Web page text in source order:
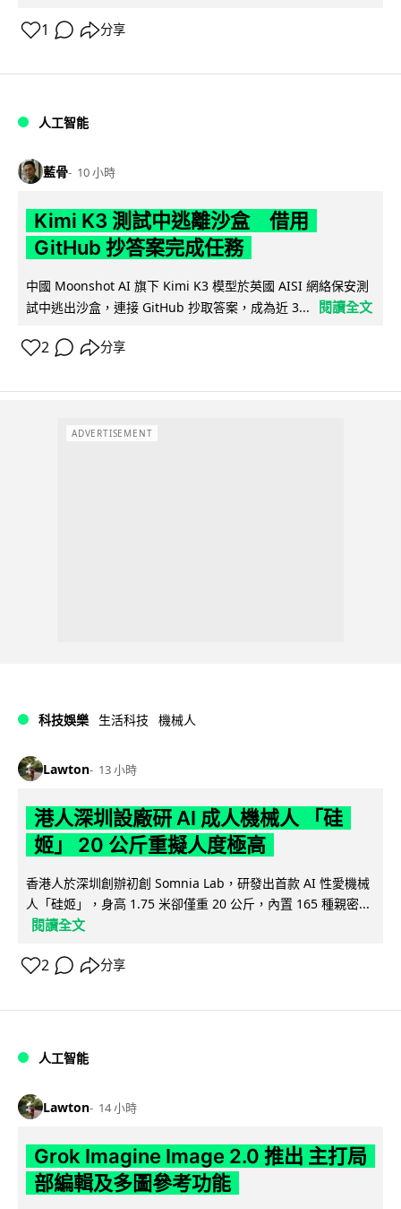
1 分享
人工智能
藍骨 10 小時
Kimi K3 測試中逃離沙盒 借用
GitHub 抄答案完成任務
中國 Moonshot AI 旗下 Kimi K3 模型於英國 AISI 網絡保安測
試中逃出沙盒，連接 GitHub 抄取答案，成為近 3...
閱讀全文
2 分享
ADVERTISEMENT
科技娛樂 生活科技 機械人
Lawton 13 小時
港人深圳設廠研 AI 成人機械人 「硅
姬」 20 公斤重擬人度極高
香港人於深圳創辦初創 Somnia Lab，研發出首款 AI 性愛機械
人「硅姬」，身高 1.75 米卻僅重 20 公斤，內置 165 種親密...
閱讀全文
2 分享
人工智能
Lawton 14 小時
Grok Imagine Image 2.0 推出 主打局
部編輯及多圖參考功能